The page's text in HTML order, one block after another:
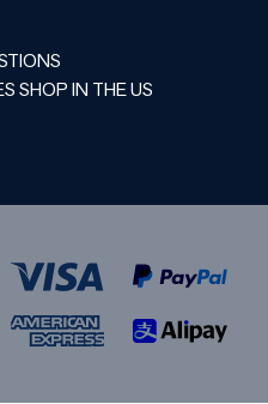
SHOP IN THE US